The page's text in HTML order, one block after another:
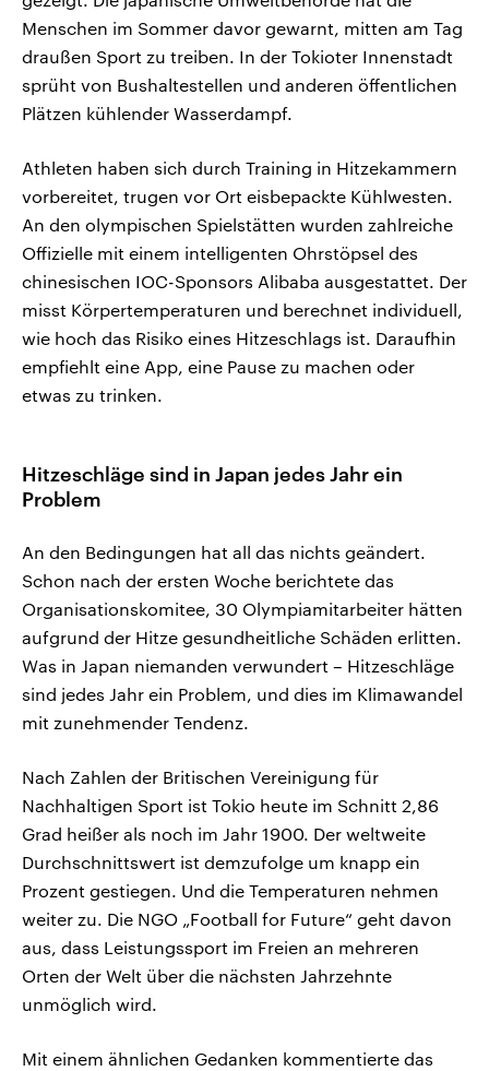
Menschen im Sommer davor gewarnt, mitten am Tag
draußen Sport zu treiben. In der Tokioter Innenstadt
sprüht von Bushaltestellen und anderen öffentlichen
Plätzen kühlender Wasserdampf.
Athleten haben sich durch Training in Hitzekammern
vorbereitet, trugen vor Ort eisbepackte Kühlwesten.
An den olympischen Spielstätten wurden zahlreiche
Offizielle mit einem intelligenten Ohrstöpsel des
chinesischen IOC-Sponsors Alibaba ausgestattet. Der
misst Körpertemperaturen und berechnet individuell,
wie hoch das Risiko eines Hitzeschlags ist. Daraufhin
empfiehlt eine App, eine Pause zu machen oder
etwas zu trinken.
Hitzeschläge sind in Japan jedes Jahr ein
Problem
An den Bedingungen hat all das nichts geändert.
Schon nach der ersten Woche berichtete das
Organisationskomitee, 30 Olympiamitarbeiter hätten
aufgrund der Hitze gesundheitliche Schäden erlitten.
Was in Japan niemanden verwundert – Hitzeschläge
sind jedes Jahr ein Problem, und dies im Klimawandel
mit zunehmender Tendenz.
Nach Zahlen der Britischen Vereinigung für
Nachhaltigen Sport ist Tokio heute im Schnitt 2,86
Grad heißer als noch im Jahr 1900. Der weltweite
Durchschnittswert ist demzufolge um knapp ein
Prozent gestiegen. Und die Temperaturen nehmen
weiter zu. Die NGO „Football for Future“ geht davon
aus, dass Leistungssport im Freien an mehreren
Orten der Welt über die nächsten Jahrzehnte
unmöglich wird.
Mit einem ähnlichen Gedanken kommentierte das